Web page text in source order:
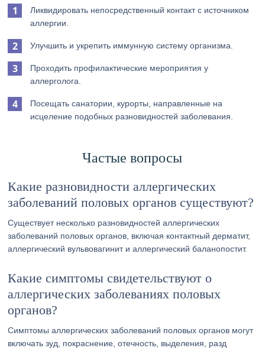
Ликвидировать непосредственный контакт с источником
аллергии.
Улучшить и укрепить иммунную систему организма.
Проходить профилактические мероприятия у
аллерголога.
Посещать санатории, курорты, направленные на
исцеление подобных разновидностей заболевания.
Частые вопросы
Какие разновидности аллергических
заболеваний половых органов существуют?
Существует несколько разновидностей аллергических
заболеваний половых органов, включая контактный дерматит,
аллергический вульвовагинит и аллергический баланопостит.
Какие симптомы свидетельствуют о
аллергических заболеваниях половых
органов?
Симптомы аллергических заболеваний половых органов могут
включать зуд, покраснение, отечность, выделения, разд